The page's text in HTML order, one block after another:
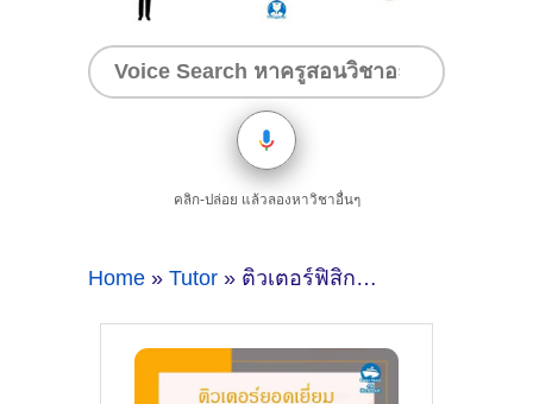
คลิก-ปล่อย แล้วลองหาวิชาอื่นๆ
Home » Tutor » ติวเตอร์ฟิสิกส์ยอดเยี่ยมที่กรุงเทพมหานคร